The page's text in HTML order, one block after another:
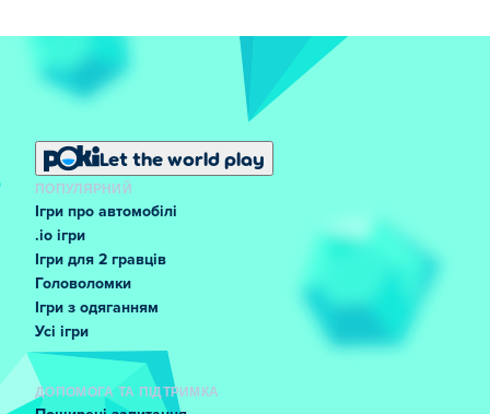
Let the world play
ПОПУЛЯРНИЙ
Ігри про автомобілі
.io ігри
Ігри для 2 гравців
Головоломки
Ігри з одяганням
Усі ігри
ДОПОМОГА ТА ПІДТРИМКА